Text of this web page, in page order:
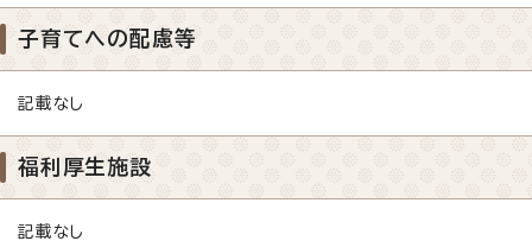
子育てへの配慮等
記載なし
福利厚生施設
記載なし